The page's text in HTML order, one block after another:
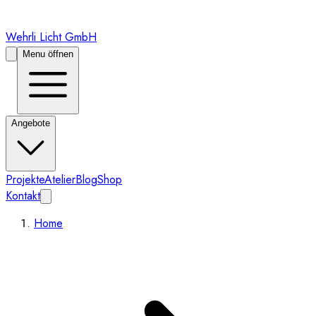
Wehrli Licht GmbH
Menu öffnen
Angebote
ProjekteAtelierBlogShop
Kontakt
Home